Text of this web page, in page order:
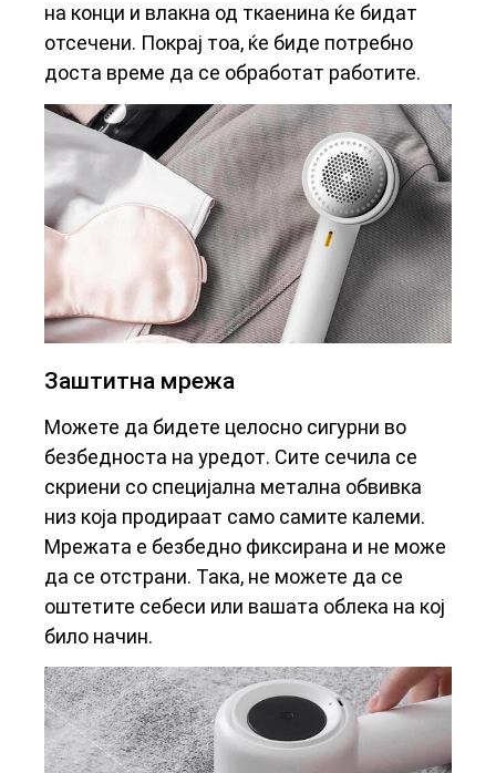
на конци и влакна од ткаенина ќе бидат
отсечени. Покрај тоа, ќе биде потребно
доста време да се обработат работите.
Заштитна мрежа
Можете да бидете целосно сигурни во
безбедноста на уредот. Сите сечила се
скриени со специјална метална обвивка
низ која продираат само самите калеми.
Мрежата е безбедно фиксирана и не може
да се отстрани. Така, не можете да се
оштетите себеси или вашата облека на кој
било начин.